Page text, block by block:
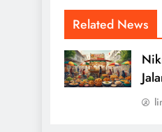
Related News